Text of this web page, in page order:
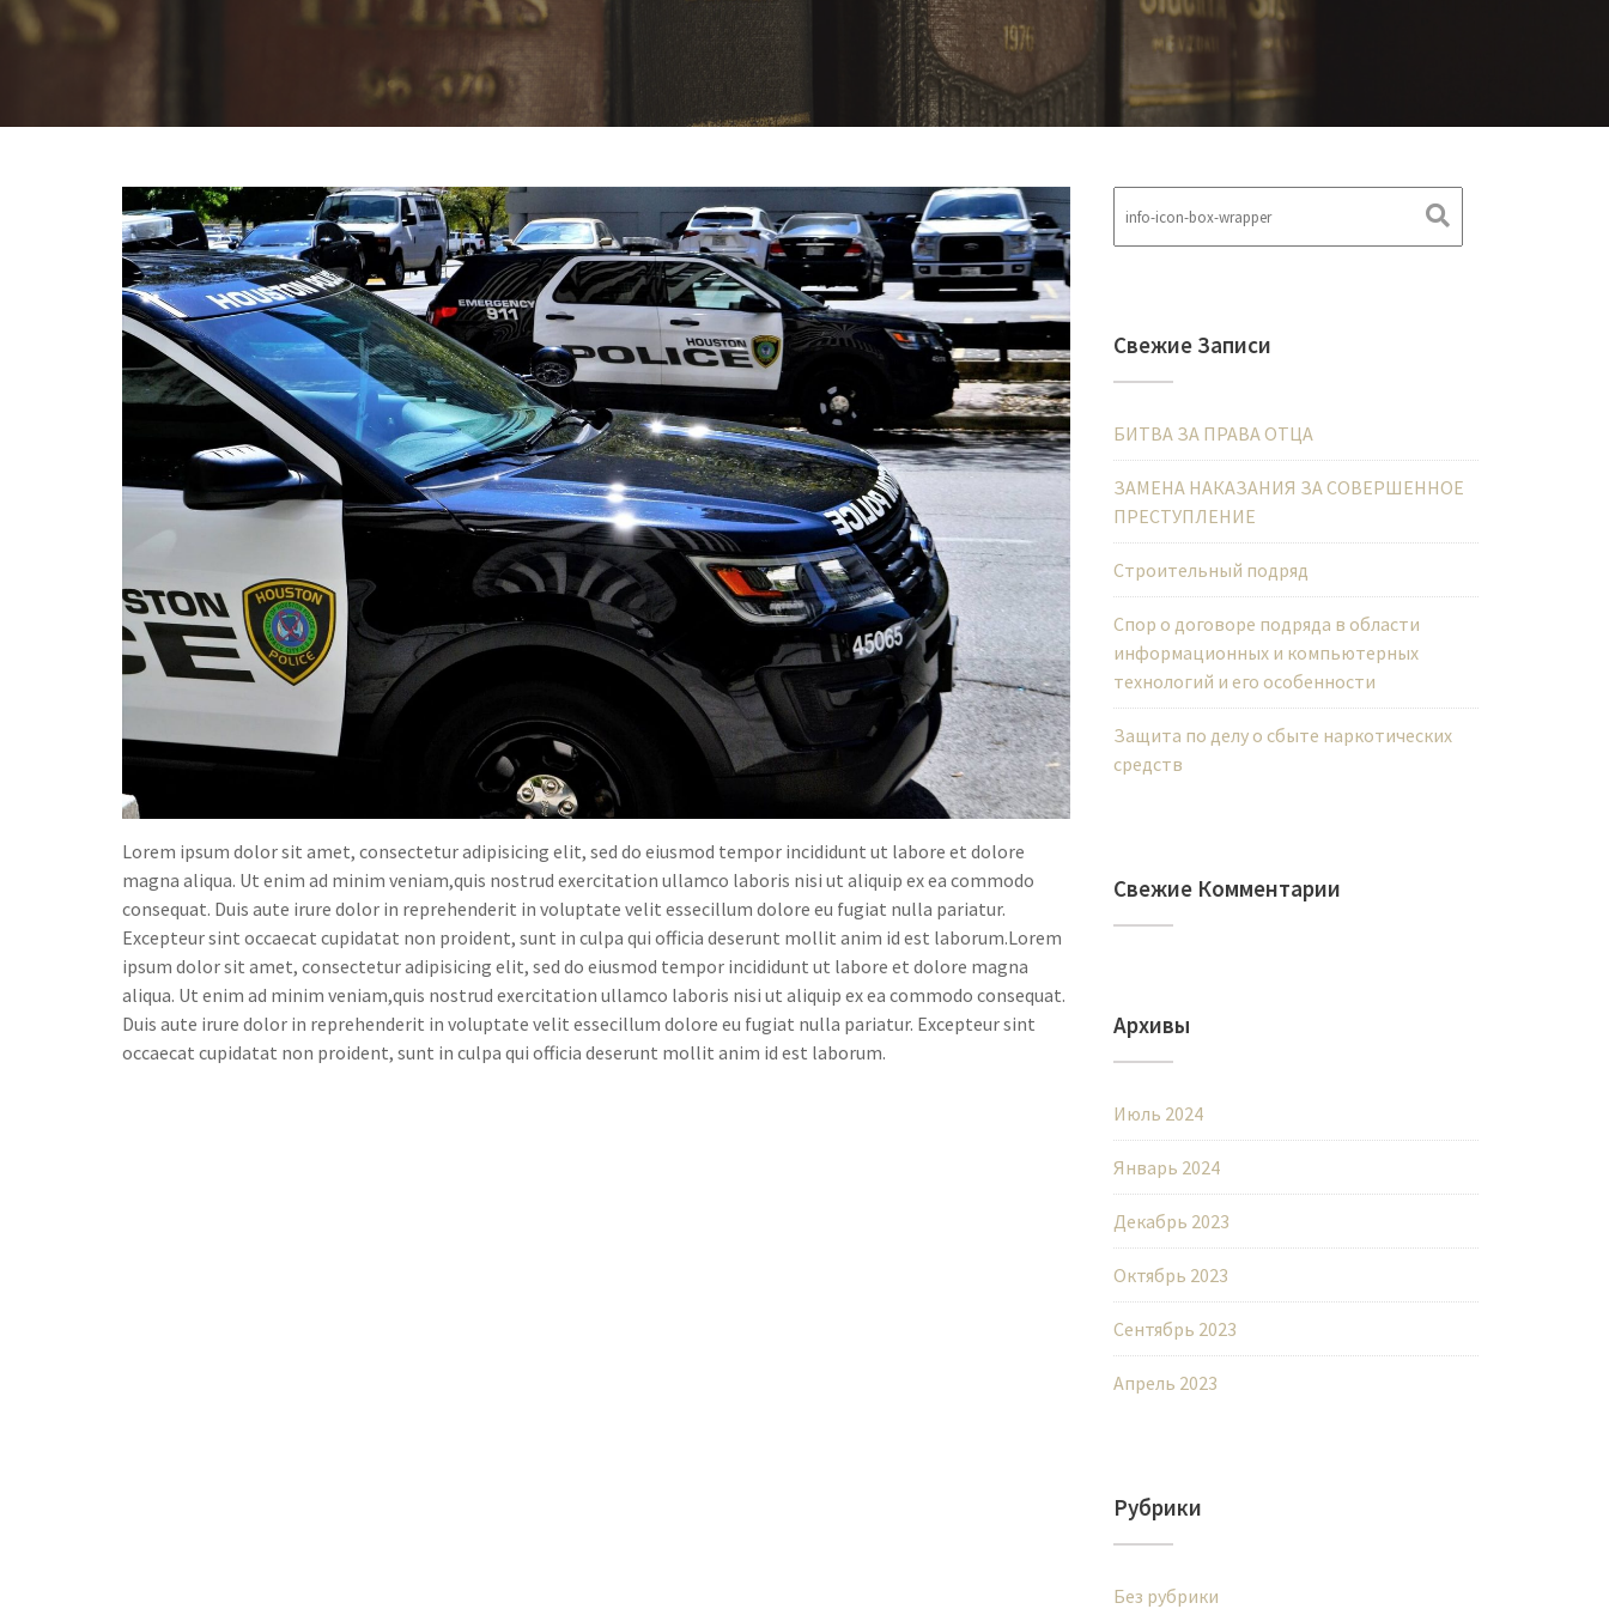
Lorem ipsum dolor sit amet, consectetur adipisicing elit, sed do eiusmod tempor incididunt ut labore et dolore
magna aliqua. Ut enim ad minim veniam,quis nostrud exercitation ullamco laboris nisi ut aliquip ex ea commodo
consequat. Duis aute irure dolor in reprehenderit in voluptate velit essecillum dolore eu fugiat nulla pariatur.
Excepteur sint occaecat cupidatat non proident, sunt in culpa qui officia deserunt mollit anim id est laborum.Lorem
ipsum dolor sit amet, consectetur adipisicing elit, sed do eiusmod tempor incididunt ut labore et dolore magna
aliqua. Ut enim ad minim veniam,quis nostrud exercitation ullamco laboris nisi ut aliquip ex ea commodo consequat.
Duis aute irure dolor in reprehenderit in voluptate velit essecillum dolore eu fugiat nulla pariatur. Excepteur sint
occaecat cupidatat non proident, sunt in culpa qui officia deserunt mollit anim id est laborum.
Свежие Записи
БИТВА ЗА ПРАВА ОТЦА
ЗАМЕНА НАКАЗАНИЯ ЗА СОВЕРШЕННОЕ
ПРЕСТУПЛЕНИЕ
Строительный подряд
Спор о договоре подряда в области
информационных и компьютерных
технологий и его особенности
Защита по делу о сбыте наркотических
средств
Свежие Комментарии
Архивы
Июль 2024
Январь 2024
Декабрь 2023
Октябрь 2023
Сентябрь 2023
Апрель 2023
Рубрики
Без рубрики